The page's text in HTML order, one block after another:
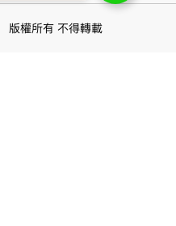
版權所有 不得轉載